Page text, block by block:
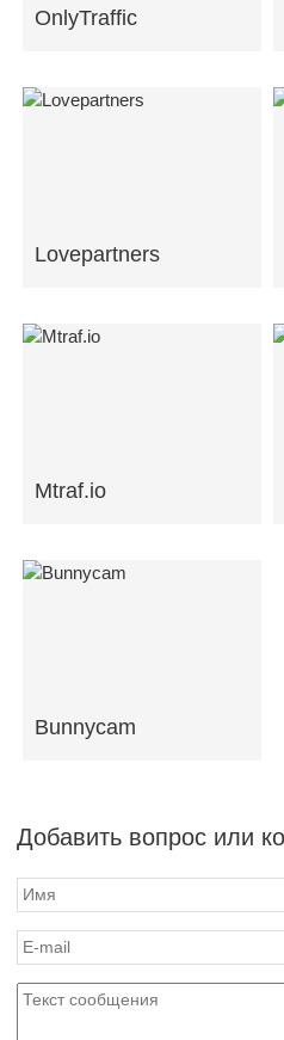
OnlyTraffic
Lovepartners
Mtraf.io
Bunnycam
Добавить вопрос или